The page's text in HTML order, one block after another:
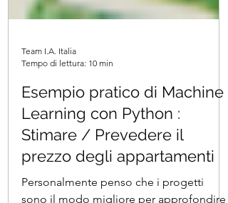
Team I.A. Italia
Tempo di lettura: 10 min
Esempio pratico di Machine
Learning con Python :
Stimare / Prevedere il
prezzo degli appartamenti